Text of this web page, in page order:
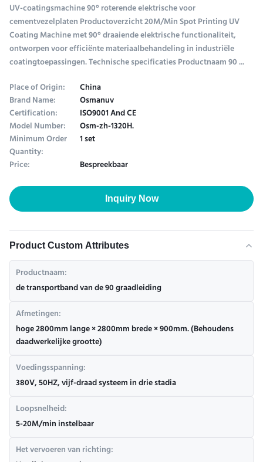
UV-coatingsmachine 90° roterende elektrische voor
cementvezelplaten Productoverzicht 20M/Min Spot Printing UV
Coating Machine met 90° draaiende elektrische functionaliteit,
ontworpen voor efficiënte materiaalbehandeling in industriële
coatingtoepassingen. Technische specificaties Productnaam 90 ...
Place of Origin:
China
Brand Name: Osmanuv
Certification: ISO9001 And CE
Model Number: Osm-zh-1320H.
Minimum Order
Quantity:
1 set
Price:
Bespreekbaar
Inquiry Now
Product Custom Attributes
Productnaam:
de transportband van de 90 graadleiding
Afmetingen:
hoge 2800mm lange × 2800mm brede × 900mm. (Behoudens
daadwerkelijke grootte)
Voedingsspanning:
380V, 50HZ, vijf-draad systeem in drie stadia
Loopsnelheid:
5-20M/min instelbaar
Het vervoeren van richting: